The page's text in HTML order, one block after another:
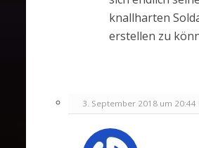
knallharten
erstellen zu
3. September 2018 um 20:44